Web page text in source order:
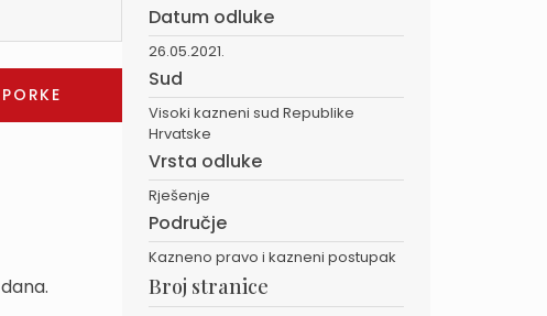
Datum odluke
26.05.2021.
Sud
Visoki kazneni sud Republike
Hrvatske
Vrsta odluke
Rješenje
Područje
Kazneno pravo i kazneni postupak
Broj stranice